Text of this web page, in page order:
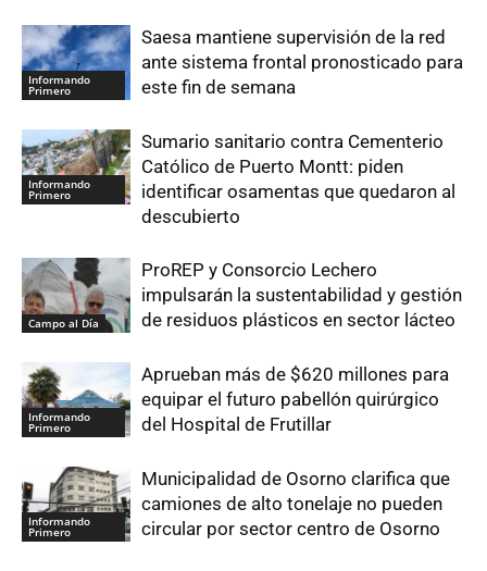
Informando
Primero
Saesa mantiene supervisión de la red
ante sistema frontal pronosticado para
este fin de semana
Informando
Primero
Sumario sanitario contra Cementerio
Católico de Puerto Montt: piden
identificar osamentas que quedaron al
descubierto
Campo al Día
ProREP y Consorcio Lechero
impulsarán la sustentabilidad y gestión
de residuos plásticos en sector lácteo
Informando
Primero
Aprueban más de $620 millones para
equipar el futuro pabellón quirúrgico
del Hospital de Frutillar
Informando
Primero
Municipalidad de Osorno clarifica que
camiones de alto tonelaje no pueden
circular por sector centro de Osorno